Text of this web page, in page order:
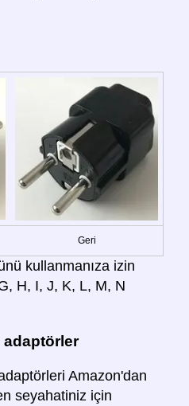
Geri
kullanmanıza izin
H, I, J, K, L, M, N
adaptörler
Amazon'dan
seyahatiniz için